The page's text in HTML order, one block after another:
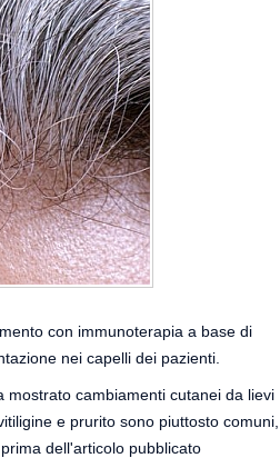
con immunoterapia a base di
nei capelli dei pazienti.
mostrato cambiamenti cutanei da lievi
e prurito sono piuttosto comuni,
dell'articolo pubblicato